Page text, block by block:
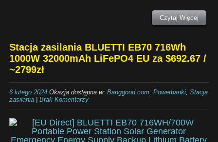
Czytaj Więcej
Stacja zasilania BLUETTI EB70 716Wh
1000W 32000mAh LiFePO4 EU za $692.67 /
~2799zł
6 lutego 2024Okazja dostępna w: Banggood.com, Powerbanki, Stacja
zasilania| Brak Komentarzy